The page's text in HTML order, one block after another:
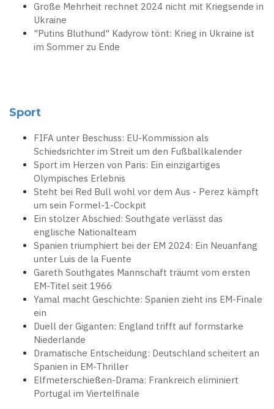
Große Mehrheit rechnet 2024 nicht mit Kriegsende in
Ukraine
"Putins Bluthund" Kadyrow tönt: Krieg in Ukraine ist
im Sommer zu Ende
Sport
FIFA unter Beschuss: EU-Kommission als
Schiedsrichter im Streit um den Fußballkalender
Sport im Herzen von Paris: Ein einzigartiges
Olympisches Erlebnis
Steht bei Red Bull wohl vor dem Aus - Perez kämpft
um sein Formel-1-Cockpit
Ein stolzer Abschied: Southgate verlässt das
englische Nationalteam
Spanien triumphiert bei der EM 2024: Ein Neuanfang
unter Luis de la Fuente
Gareth Southgates Mannschaft träumt vom ersten
EM-Titel seit 1966
Yamal macht Geschichte: Spanien zieht ins EM-Finale
ein
Duell der Giganten: England trifft auf formstarke
Niederlande
Dramatische Entscheidung: Deutschland scheitert an
Spanien in EM-Thriller
Elfmeterschießen-Drama: Frankreich eliminiert
Portugal im Viertelfinale